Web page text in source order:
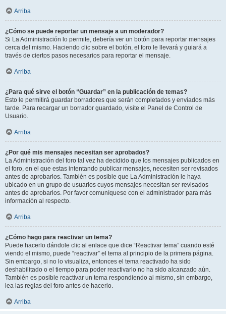
Arriba
¿Cómo se puede reportar un mensaje a un moderador?
Si La Administración lo permite, debería ver un botón para reportar mensajes
cerca del mismo. Haciendo clic sobre el botón, el foro le llevará y guiará a
través de ciertos pasos necesarios para reportar el mensaje.
Arriba
¿Para qué sirve el botón “Guardar” en la publicación de temas?
Esto le permitirá guardar borradores que serán completados y enviados más
tarde. Para recargar un borrador guardado, visite el Panel de Control de
Usuario.
Arriba
¿Por qué mis mensajes necesitan ser aprobados?
La Administración del foro tal vez ha decidido que los mensajes publicados en
el foro, en el que estas intentando publicar mensajes, necesiten ser revisados
antes de aprobarlos. También es posible que La Administración le haya
ubicado en un grupo de usuarios cuyos mensajes necesitan ser revisados
antes de aprobarlos. Por favor comuníquese con el administrador para más
información al respecto.
Arriba
¿Cómo hago para reactivar un tema?
Puede hacerlo dándole clic al enlace que dice “Reactivar tema” cuando esté
viendo el mismo, puede “reactivar” el tema al principio de la primera página.
Sin embargo, si no lo visualiza, entonces el tema reactivado ha sido
deshabilitado o el tiempo para poder reactivarlo no ha sido alcanzado aún.
También es posible reactivar un tema respondiendo al mismo, sin embargo,
lea las reglas del foro antes de hacerlo.
Arriba